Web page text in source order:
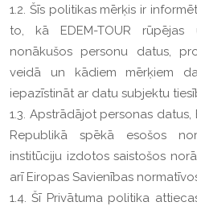
1.2. Šīs politikas mērķis ir
to, kā EDEM-TOUR
nonākušos personu datus,
veidā un kādiem mērķiem
iepazīstināt ar datu subjektu
1.3. Apstrādājot personas datus,
Republikā spēkā esošos
institūciju izdotos saistošos
arī Eiropas Savienības
1.4. Šī Privātuma politika